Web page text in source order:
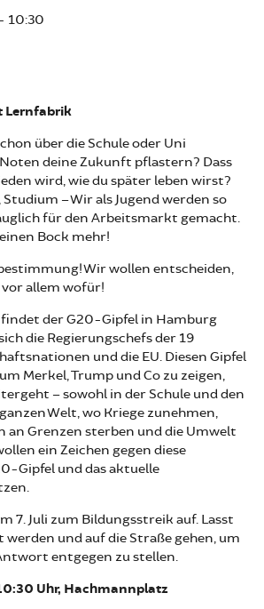
10:30
Lernfabrik
über die Schule oder Uni
deine Zukunft pflastern? Dass
wird, wie du später leben wirst?
– Wir als Jugend werden so
für den Arbeitsmarkt gemacht.
Bock mehr!
Wir wollen entscheiden,
allem wofür!
findet der G20-Gipfel in Hamburg
die Regierungschefs der 19
und die EU. Diesen Gipfel
Merkel, Trump und Co zu zeigen,
– sowohl in der Schule und den
Welt, wo Kriege zunehmen,
an Grenzen sterben und die Umwelt
ein Zeichen gegen diese
Gipfel und das aktuelle
7. Juli zum Bildungsstreik auf. Lasst
werden und auf die Straße gehen, um
entgegen zu stellen.
Uhr, Hachmannplatz